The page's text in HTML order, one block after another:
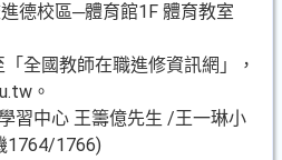
校區─體育館1F 體育教室
國教師在職進修資訊網」，
。
中心 王籌億先生 /王一琳小
1764/1766)